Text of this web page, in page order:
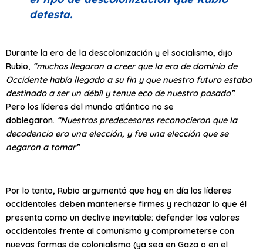
detesta.
Durante la era de la descolonización y el socialismo, dijo
Rubio, “muchos llegaron a creer que la era de dominio de
Occidente había llegado a su fin y que nuestro futuro estaba
destinado a ser un débil y tenue eco de nuestro pasado”.
Pero los líderes del mundo atlántico no se
doblegaron. “Nuestros predecesores reconocieron que la
decadencia era una elección, y fue una elección que se
negaron a tomar”.
Por lo tanto, Rubio argumentó que hoy en día los líderes
occidentales deben mantenerse firmes y rechazar lo que él
presenta como un declive inevitable: defender los valores
occidentales frente al comunismo y comprometerse con
nuevas formas de colonialismo (ya sea en Gaza o en el